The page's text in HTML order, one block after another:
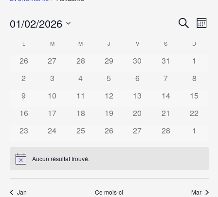
de
vues
Recherche
Mois
01/02/2026
uneCalendrier
de
Évènements
L M M J V S D
26 27 28 29 30 31
1
2
3 4 5 6 7
8
9
10 11 12 13 14
15
16
17 18 19 20 21
22
23
24 25 26 27 28 1
Notice Aucun résultat trouvé.
Jan Ce mois-ci Mar